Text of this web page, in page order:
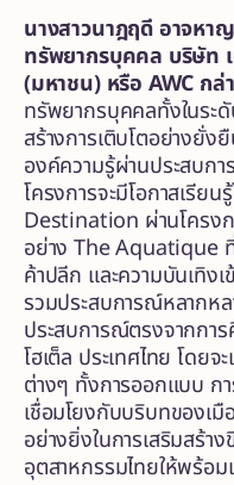
นางสาวนาฎฤดี อาจหา
ทรัพยากรบุคคล บริษัท
(มหาชน) หรือ AWC กล่
ทรัพยากรบุคคลทั้งในระ
สร้างการเติบโตอย่างยั่
องค์ความรู้ผ่านประสบก
โครงการจะมีโอกาสเรีย
Destination ผ่านโครง
อย่าง The Aquatique
ค้าปลีก และความบันเทิง
รวมประสบการณ์หลากห
ประสบการณ์ตรงจากกา
โฮเต็ล ประเทศไทย โดย
ต่างๆ ทั้งการออกแบบ กา
เชื่อมโยงกับบริบทของเ
อย่างยิ่งในการเสริมสร้า
อุตสาหกรรมไทยให้พร้อ